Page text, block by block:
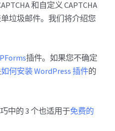
和自定义 CAPTCHA
垃圾邮件。我们将介绍您
插件。如果您不确定
如何安装 WordPress 插件的
中的 3 个也适用于免费的